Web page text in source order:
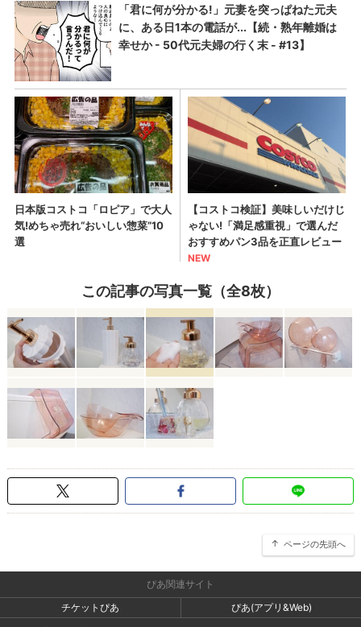
この記事の写真一覧（全8枚）
ページの先頭へ
ぴあ関連サイト
チケットぴあ
ぴあ(アプリ&Web)